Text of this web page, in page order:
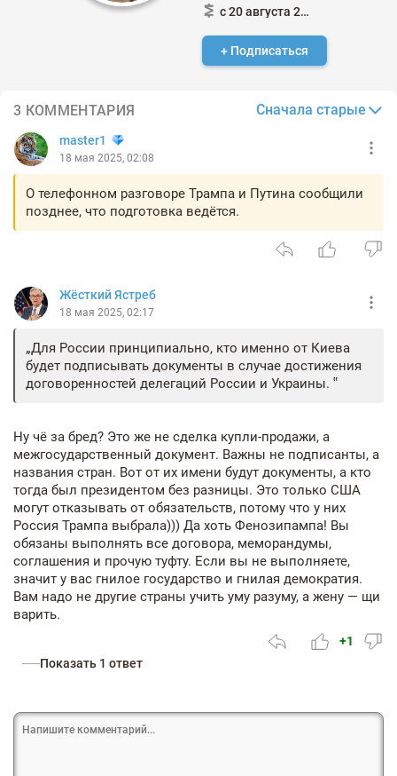
с 20 августа 2021
+ Подписаться
3 КОММЕНТАРИЯ Сначала старые
master1
18 мая 2025, 02:08
О телефонном разговоре Трампа и Путина сообщили
позднее, что подготовка ведётся.
Жёсткий Ястреб
18 мая 2025, 02:17
Для России принципиально, кто именно от Киева
будет подписывать документы в случае достижения
договоренностей делегаций России и Украины.
Ну чё за бред? Это же не сделка купли-продажи, а
межгосударственный документ. Важны не подписанты, а
названия стран. Вот от их имени будут документы, а кто
тогда был президентом без разницы. Это только США
могут отказывать от обязательств, потому что у них
Россия Трампа выбрала))) Да хоть Фенозипампа! Вы
обязаны выполнять все договора, меморандумы,
соглашения и прочую туфту. Если вы не выполняете,
значит у вас гнилое государство и гнилая демократия.
Вам надо не другие страны учить уму разуму, а жену — щи
варить.
+1
Показать 1 ответ